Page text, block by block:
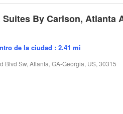
de la ciudad : 2.41 mi
Blvd Sw, Atlanta, GA-Georgia, US, 30315